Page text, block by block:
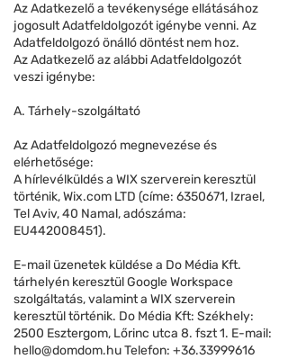
Az Adatkezelő a tevékenysége ellátásához
jogosult Adatfeldolgozót igénybe venni. Az
Adatfeldolgozó önálló döntést nem hoz.
Az Adatkezelő az alábbi Adatfeldolgozót
veszi igénybe:
A. Tárhely-szolgáltató
Az Adatfeldolgozó megnevezése és
elérhetősége:
A hírlevélküldés a WIX szerverein keresztül
történik, Wix.com LTD (címe: 6350671, Izrael,
Tel Aviv, 40 Namal, adószáma:
EU442008451).
E-mail üzenetek küldése a Do Média Kft.
tárhelyén keresztül Google Workspace
szolgáltatás, valamint a WIX szerverein
keresztül történik. Do Média Kft: Székhely:
2500 Esztergom, Lőrinc utca 8. fszt 1. E-mail:
hello@domdom.huTelefon: +36.33999616